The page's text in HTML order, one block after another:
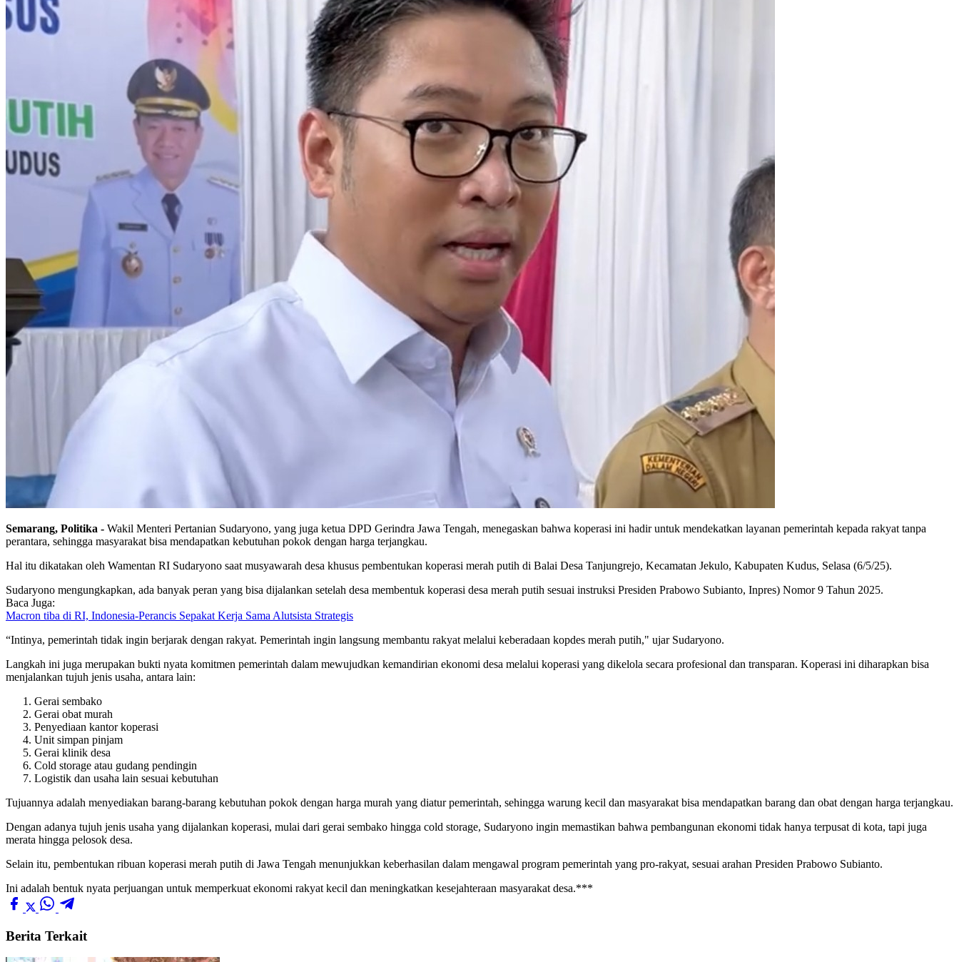
Semarang, Politika - Wakil Menteri Pertanian Sudaryono, yang juga ketua DPD Gerindra Jawa Tengah, menegaskan bahwa koperasi ini hadir untuk mendekatkan layanan pemerintah kepada rakyat tanpa
perantara, sehingga masyarakat bisa mendapatkan kebutuhan pokok dengan harga terjangkau.
Hal itu dikatakan oleh Wamentan RI Sudaryono saat musyawarah desa khusus pembentukan koperasi merah putih di Balai Desa Tanjungrejo, Kecamatan Jekulo, Kabupaten Kudus, Selasa (6/5/25).
Sudaryono mengungkapkan, ada banyak peran yang bisa dijalankan setelah desa membentuk koperasi desa merah putih sesuai instruksi Presiden Prabowo Subianto, Inpres) Nomor 9 Tahun 2025.
Baca Juga:
Macron tiba di RI, Indonesia-Perancis Sepakat Kerja Sama Alutsista Strategis
“Intinya, pemerintah tidak ingin berjarak dengan rakyat. Pemerintah ingin langsung membantu rakyat melalui keberadaan kopdes merah putih," ujar Sudaryono.
Langkah ini juga merupakan bukti nyata komitmen pemerintah dalam mewujudkan kemandirian ekonomi desa melalui koperasi yang dikelola secara profesional dan transparan. Koperasi ini diharapkan bisa
menjalankan tujuh jenis usaha, antara lain:
Gerai sembako
Gerai obat murah
Penyediaan kantor koperasi
Unit simpan pinjam
Gerai klinik desa
Cold storage atau gudang pendingin
Logistik dan usaha lain sesuai kebutuhan
Tujuannya adalah menyediakan barang-barang kebutuhan pokok dengan harga murah yang diatur pemerintah, sehingga warung kecil dan masyarakat bisa mendapatkan barang dan obat dengan harga terjangkau.
Dengan adanya tujuh jenis usaha yang dijalankan koperasi, mulai dari gerai sembako hingga cold storage, Sudaryono ingin memastikan bahwa pembangunan ekonomi tidak hanya terpusat di kota, tapi juga
merata hingga pelosok desa.
Selain itu, pembentukan ribuan koperasi merah putih di Jawa Tengah menunjukkan keberhasilan dalam mengawal program pemerintah yang pro-rakyat, sesuai arahan Presiden Prabowo Subianto.
Ini adalah bentuk nyata perjuangan untuk memperkuat ekonomi rakyat kecil dan meningkatkan kesejahteraan masyarakat desa.***
Berita Terkait